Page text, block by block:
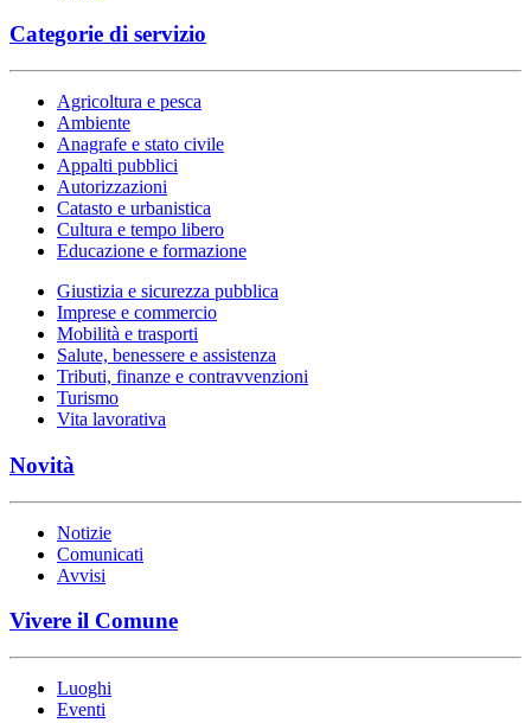
Categorie di servizio
Agricoltura e pesca
Ambiente
Anagrafe e stato civile
Appalti pubblici
Autorizzazioni
Catasto e urbanistica
Cultura e tempo libero
Educazione e formazione
Giustizia e sicurezza pubblica
Imprese e commercio
Mobilità e trasporti
Salute, benessere e assistenza
Tributi, finanze e contravvenzioni
Turismo
Vita lavorativa
Novità
Notizie
Comunicati
Avvisi
Vivere il Comune
Luoghi
Eventi